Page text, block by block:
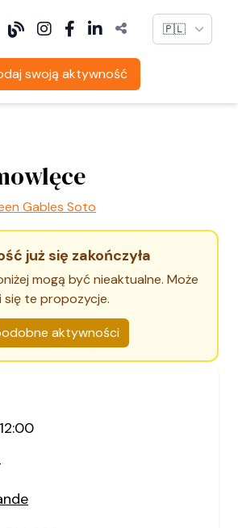
Language
swoją aktywność
Gables Soto
już się zakończyła
mogą być nieaktualne. Może
się te propozycje.
aktywności